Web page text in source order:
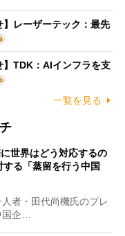
】レーザーテック：最先
】TDK：AIインフラを支
一覧を見る
世界はどう対応するの
る「蒸留を行う中国
者・田代尚機氏のプレ
国企…